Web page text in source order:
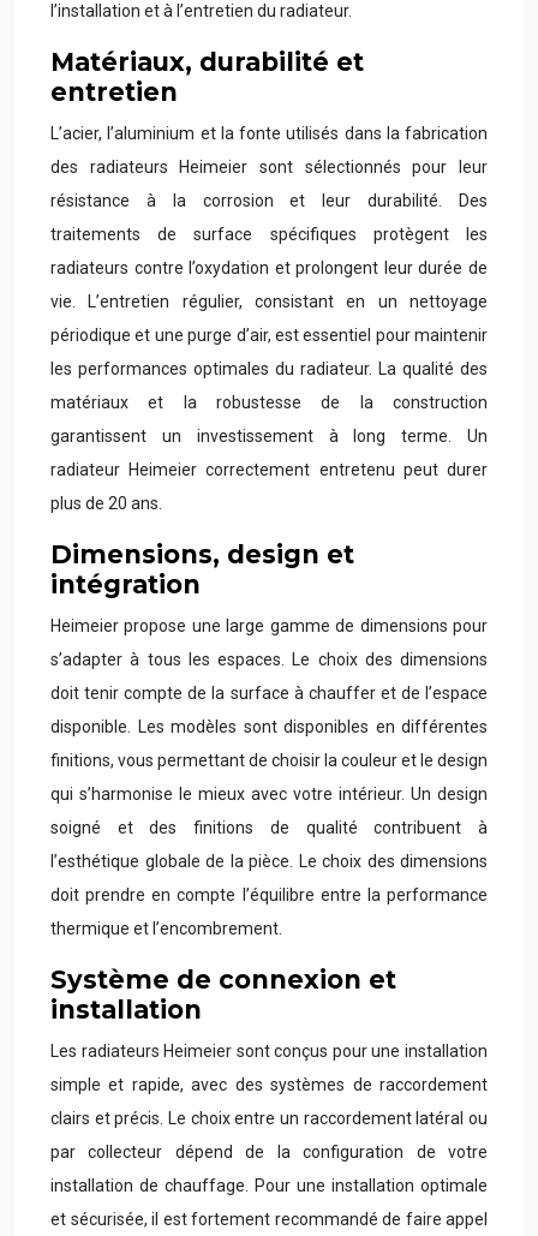
l’installation et à l’entretien du radiateur.
Matériaux, durabilité et
entretien
L’acier, l’aluminium et la fonte utilisés dans la fabrication
des radiateurs Heimeier sont sélectionnés pour leur
résistance à la corrosion et leur durabilité. Des
traitements de surface spécifiques protègent les
radiateurs contre l’oxydation et prolongent leur durée de
vie. L’entretien régulier, consistant en un nettoyage
périodique et une purge d’air, est essentiel pour maintenir
les performances optimales du radiateur. La qualité des
matériaux et la robustesse de la construction
garantissent un investissement à long terme. Un
radiateur Heimeier correctement entretenu peut durer
plus de 20 ans.
Dimensions, design et
intégration
Heimeier propose une large gamme de dimensions pour
s’adapter à tous les espaces. Le choix des dimensions
doit tenir compte de la surface à chauffer et de l’espace
disponible. Les modèles sont disponibles en différentes
finitions, vous permettant de choisir la couleur et le design
qui s’harmonise le mieux avec votre intérieur. Un design
soigné et des finitions de qualité contribuent à
l’esthétique globale de la pièce. Le choix des dimensions
doit prendre en compte l’équilibre entre la performance
thermique et l’encombrement.
Système de connexion et
installation
Les radiateurs Heimeier sont conçus pour une installation
simple et rapide, avec des systèmes de raccordement
clairs et précis. Le choix entre un raccordement latéral ou
par collecteur dépend de la configuration de votre
installation de chauffage. Pour une installation optimale
et sécurisée, il est fortement recommandé de faire appel